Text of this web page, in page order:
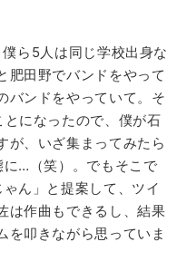
ら5人は同じ学校出身な
肥田野でバンドをやって
バンドをやっていて。そ
になったので、僕が石
が、いざ集まってみたら
…（笑）。でもそこで
ん」と提案して、ツイ
は作曲もできるし、結果
を叩きながら思っていま